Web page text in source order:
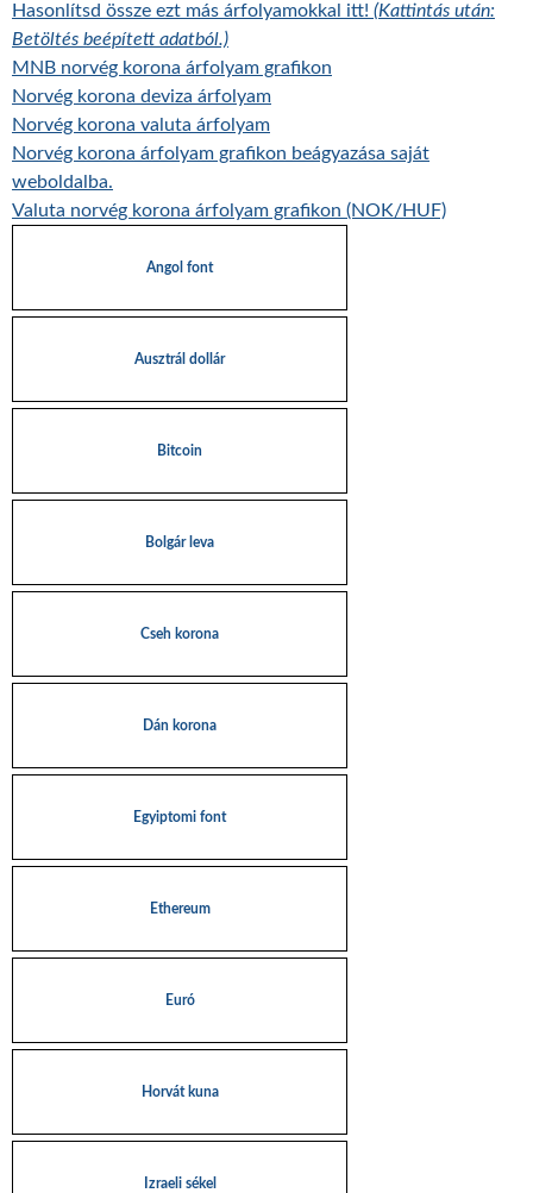
Hasonlítsd össze ezt más árfolyamokkal itt! (Kattintás után:
Betöltés beépített adatból.)
MNB norvég korona árfolyam grafikon
Norvég korona deviza árfolyam
Norvég korona valuta árfolyam
Norvég korona árfolyam grafikon beágyazása saját
weboldalba.
Valuta norvég korona árfolyam grafikon (NOK/HUF)
Angol font
Ausztrál dollár
Bitcoin
Bolgár leva
Cseh korona
Dán korona
Egyiptomi font
Ethereum
Euró
Horvát kuna
Izraeli sékel